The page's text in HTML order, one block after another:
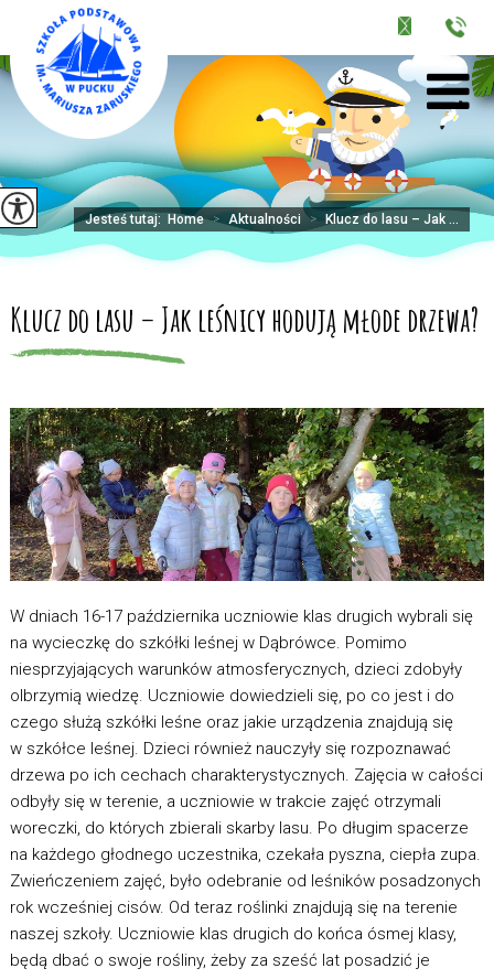
Jesteś tutaj: Home > Aktualności > Klucz do lasu – Jak ...
Klucz do lasu – Jak leśnicy hodują młode drzewa?
W dniach 16-17 października uczniowie klas drugich wybrali się
na wycieczkę do szkółki leśnej w Dąbrówce. Pomimo
niesprzyjających warunków atmosferycznych, dzieci zdobyły
olbrzymią wiedzę. Uczniowie dowiedzieli się, po co jest i do
czego służą szkółki leśne oraz jakie urządzenia znajdują się
w szkółce leśnej. Dzieci również nauczyły się rozpoznawać
drzewa po ich cechach charakterystycznych. Zajęcia w całości
odbyły się w terenie, a uczniowie w trakcie zajęć otrzymali
woreczki, do których zbierali skarby lasu. Po długim spacerze
na każdego głodnego uczestnika, czekała pyszna, ciepła zupa.
Zwieńczeniem zajęć, było odebranie od leśników posadzonych
rok wcześniej cisów. Od teraz roślinki znajdują się na terenie
naszej szkoły. Uczniowie klas drugich do końca ósmej klasy,
będą dbać o swoje rośliny, żeby za sześć lat posadzić je